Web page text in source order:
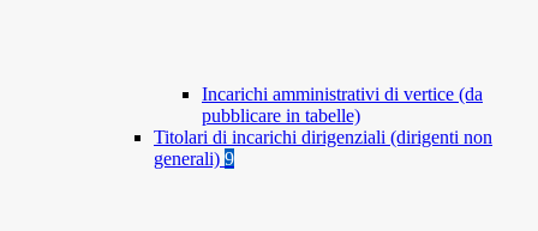
Incarichi amministrativi di vertice (da
pubblicare in tabelle)
Titolari di incarichi dirigenziali (dirigenti non
generali) 9